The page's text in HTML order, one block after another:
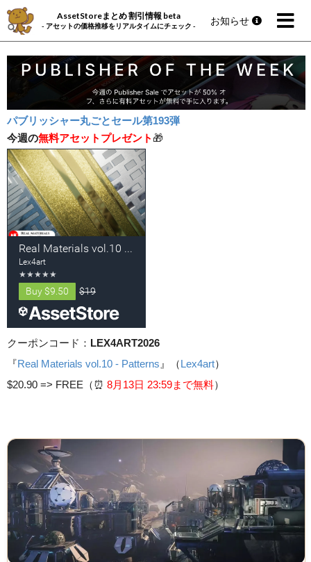
AssetStoreまとめ 割引情報 beta
- アセットの価格推移をリアルタイムにチェック - お知らせ
パブリッシャー丸ごとセール第193弾
今週の無料アセットプレゼント 🎁
クーポンコード： LEX4ART2026
『Real Materials vol.10 - Patterns 』（Lex4art）
$20.90 => FREE（⏰️ 8月13日 23:59まで無料）